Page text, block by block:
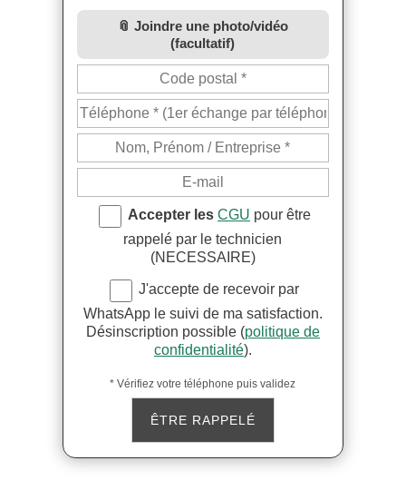
Joindre une photo/vidéo
(facultatif)
Accepter les CGU pour être
rappelé par le technicien
(NECESSAIRE)
J'accepte de recevoir par
WhatsApp le suivi de ma satisfaction.
Désinscription possible (politique de
confidentialité).
* Vérifiez votre téléphone puis validez